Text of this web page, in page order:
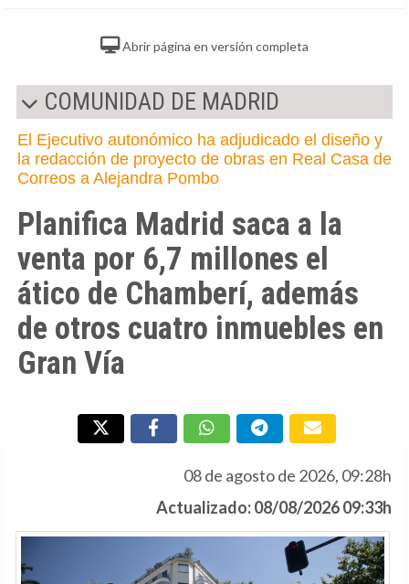
Abrir página en versión completa
COMUNIDAD DE MADRID
El Ejecutivo autonómico ha adjudicado el diseño y
la redacción de proyecto de obras en Real Casa de
Correos a Alejandra Pombo
Planifica Madrid saca a la
venta por 6,7 millones el
ático de Chamberí, además
de otros cuatro inmuebles en
Gran Vía
08 de agosto de 2026, 09:28h
Actualizado: 08/08/2026 09:33h